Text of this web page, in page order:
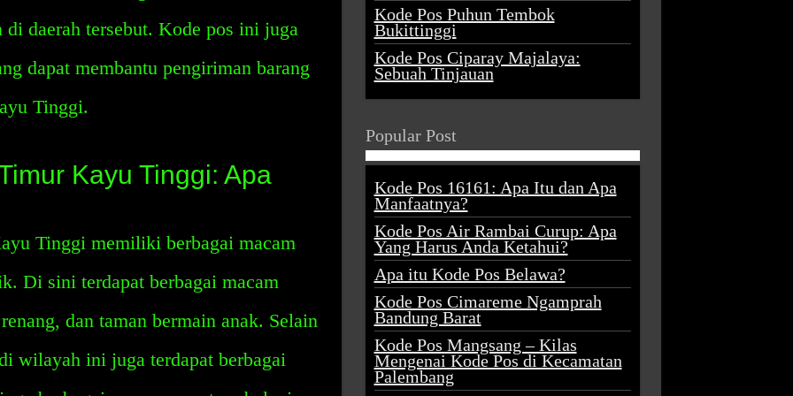
daerah tersebut. Kode pos ini juga
dapat membantu pengiriman barang
Tinggi.
Kayu Tinggi: Apa
Tinggi memiliki berbagai macam
Di sini terdapat berbagai macam
dan taman bermain anak. Selain
wilayah ini juga terdapat berbagai
Kode Pos Puhun Tembok
Bukittinggi
Kode Pos Ciparay Majalaya:
Sebuah Tinjauan
Popular Post
Kode Pos 16161: Apa Itu dan Apa
Manfaatnya?
Kode Pos Air Rambai Curup: Apa
Yang Harus Anda Ketahui?
Apa itu Kode Pos Belawa?
Kode Pos Cimareme Ngamprah
Bandung Barat
Kode Pos Mangsang – Kilas
Mengenai Kode Pos di Kecamatan
Palembang